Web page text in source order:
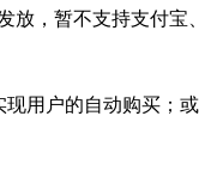
放，暂不支持支付宝
用户的自动购买；或